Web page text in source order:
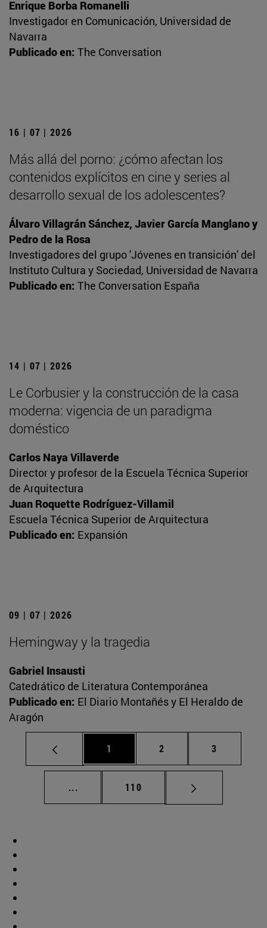
Enrique Borba Romanelli
Investigador en Comunicación, Universidad de
Navarra
Publicado en: The Conversation
16 | 07 | 2026
Más allá del porno: ¿cómo afectan los
contenidos explícitos en cine y series al
desarrollo sexual de los adolescentes?
Álvaro Villagrán Sánchez, Javier García Manglano y
Pedro de la Rosa
Investigadores del grupo 'Jóvenes en transición' del
Instituto Cultura y Sociedad, Universidad de Navarra
Publicado en: The Conversation España
14 | 07 | 2026
Le Corbusier y la construcción de la casa
moderna: vigencia de un paradigma
doméstico
Carlos Naya Villaverde
Director y profesor de la Escuela Técnica Superior
de Arquitectura
Juan Roquette Rodríguez-Villamil
Escuela Técnica Superior de Arquitectura
Publicado en: Expansión
09 | 07 | 2026
Hemingway y la tragedia
Gabriel Insausti
Catedrático de Literatura Contemporánea
Publicado en: El Diario Montañés y El Heraldo de
Aragón
Página
1 Página
2 Página
3
... Páginas intermedias Use TAB para
Página
110